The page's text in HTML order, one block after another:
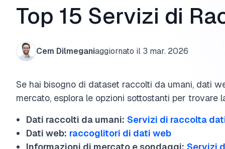
Top 15 Servizi di
Cem Dilmeganiaggiornato il 3 mar. 2026
Se hai bisogno di dataset raccolti da umani, dati
mercato, esplora le opzioni sottostanti per trovare
Dati raccolti da umani: Servizi di raccolta
Dati web: raccoglitori di dati web